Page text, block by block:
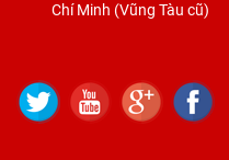
Chí Minh (Vũng Tàu cũ)